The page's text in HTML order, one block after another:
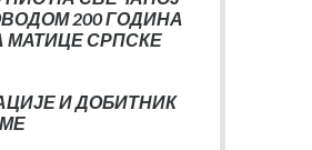
200 ГОДИНА
СРПСКЕ
И ДОБИТНИК